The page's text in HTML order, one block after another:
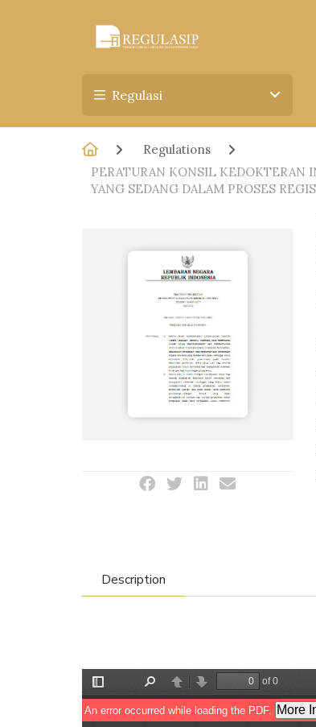
Regulasi
Regulations
PERATURAN KONSIL KEDOKTERAN
YANG SEDANG DALAM PROSES
Description